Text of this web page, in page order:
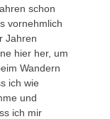
schon
vornehmlich
Jahren
hier her, um
Wandern
ich wie
und
ich mir